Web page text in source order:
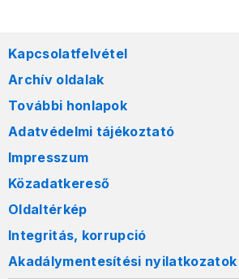
Kapcsolatfelvétel
Archív oldalak
További honlapok
Adatvédelmi tájékoztató
Impresszum
Közadatkereső
Oldaltérkép
Integritás, korrupció
Akadálymentesítési nyilatkozatok